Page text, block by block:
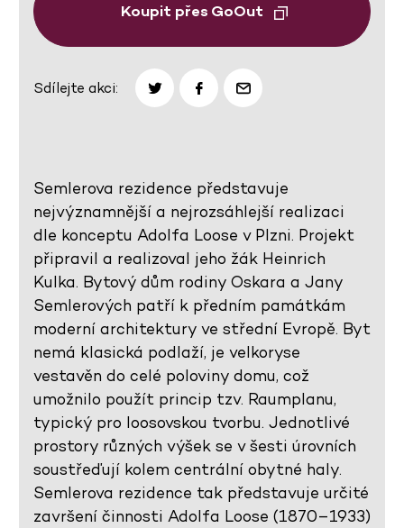
Koupit přes GoOut
Sdílejte akci:
Semlerova rezidence představuje
nejvýznamnější a nejrozsáhlejší realizaci
dle konceptu Adolfa Loose v Plzni. Projekt
připravil a realizoval jeho žák Heinrich
Kulka. Bytový dům rodiny Oskara a Jany
Semlerových patří k předním památkám
moderní architektury ve střední Evropě. Byt
nemá klasická podlaží, je velkoryse
vestavěn do celé poloviny domu, což
umožnilo použít princip tzv. Raumplanu,
typický pro loosovskou tvorbu. Jednotlivé
prostory různých výšek se v šesti úrovních
soustřeďují kolem centrální obytné haly.
Semlerova rezidence tak představuje určité
završení činnosti Adolfa Loose (1870–1933)